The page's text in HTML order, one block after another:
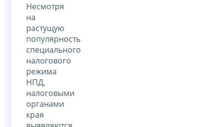
Несмотря
на
растущую
популярность
специального
налогового
режима
НПД,
налоговыми
органами
края